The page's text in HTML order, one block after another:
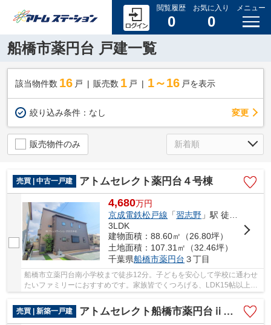
閲覧履歴
0
お気に入り
0
メニュー
船橋市薬円台 戸建一覧
該当物件数 16 戸 販売数 1 戸 1～16 戸を表示
絞り込み条件： なし 変更
販売物件のみ
売買 | 中古一戸建 アトムセレクト薬円台４号棟
4,680万円
京成電鉄松戸線 「習志野 」駅 徒歩12分
3LDK
建物面積：88.60㎡（26.80坪）
土地面積：107.31㎡（32.46坪）
千葉県船橋市薬円台 ３丁目
船橋市立薬円台南小学校まで徒歩12分。子どもを安心して学校に通わせ
たいファミリーにおすすめです。家族皆でくつろげる、LDK15帖以上の
売買 | 新築一戸建
アトムセレクト船橋市薬円台ⅱA号棟